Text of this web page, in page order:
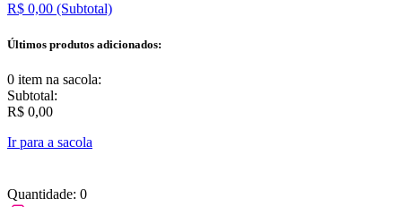
R$ 0,00 (Subtotal)
Últimos produtos adicionados:
0 item na sacola:
Subtotal:
R$ 0,00
Ir para a sacola
Quantidade: 0